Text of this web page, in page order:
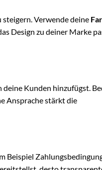
Verwende deine
Design zu deiner Marke
deine Kunden hinzufügst.
Ansprache stärkt die
Beispiel